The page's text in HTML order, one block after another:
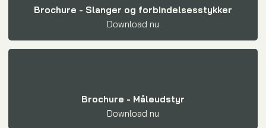
Brochure - Slanger og forbindelsesstykker
Download nu​
Brochure - Måleudstyr
Download nu​